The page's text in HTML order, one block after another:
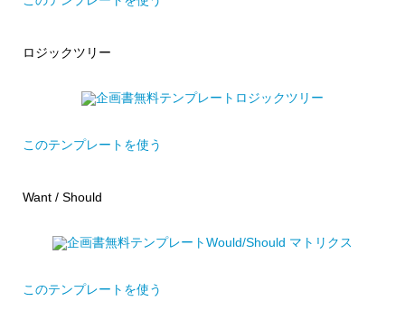
ロジックツリー
このテンプレートを使う
Want / Should
このテンプレートを使う